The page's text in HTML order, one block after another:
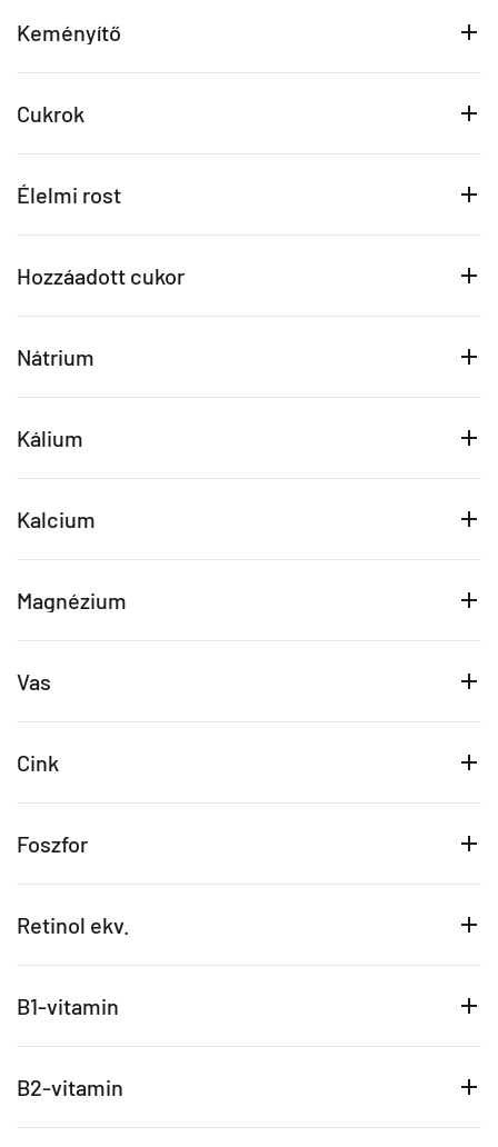
Keményítő
Cukrok
Élelmi rost
Hozzáadott cukor
Nátrium
Kálium
Kalcium
Magnézium
Vas
Cink
Foszfor
Retinol ekv.
B1-vitamin
B2-vitamin